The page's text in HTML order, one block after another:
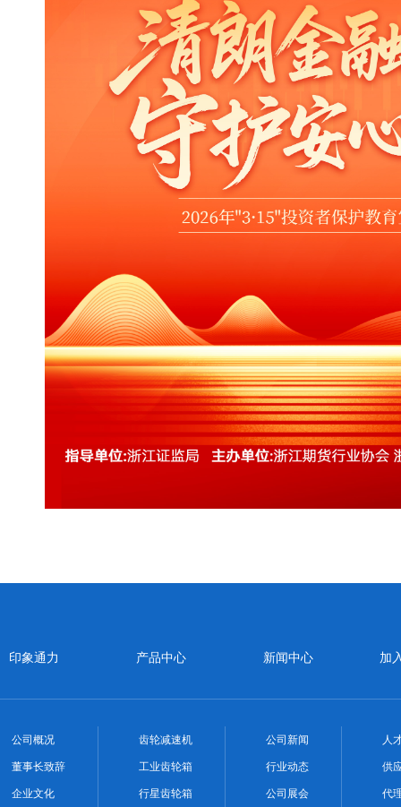
加
新闻中心
产品中心
印象通力
人
供
代
公司新闻
行业动态
公司展会
齿轮减速机
工业齿轮箱
行星齿轮箱
公司概况
董事长致辞
企业文化